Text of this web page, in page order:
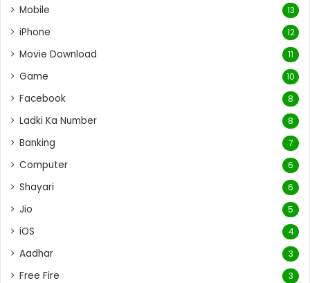
Mobile 13
iPhone 12
Movie Download 11
Game 10
Facebook 8
Ladki Ka Number 8
Banking 7
Computer 6
Shayari 6
Jio 5
iOS 4
Aadhar 3
Free Fire 3